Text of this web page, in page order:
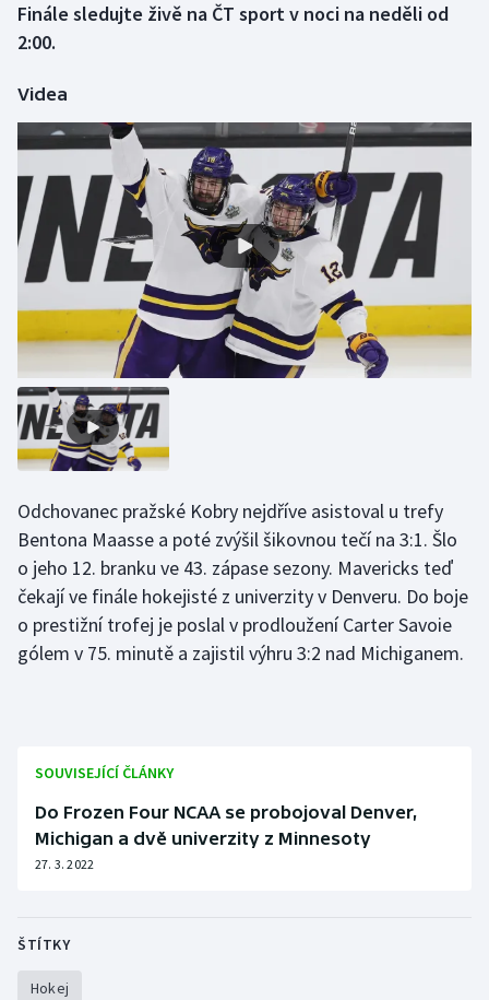
Futsal
Gymnastika
Házená
Jezdectví
Judo
Krasobruslení
Lezení
Lyže a snowboard
Motorsport
Olympijské hry
Parasport
Ragby
Rychlobruslení
Finále sledujte živě na ČT sport v noci na neděli od
2:00.
Videa
Odchovanec pražské Kobry nejdříve asistoval u trefy
Bentona Maasse a poté zvýšil šikovnou tečí na 3:1. Šlo
o jeho 12. branku ve 43. zápase sezony. Mavericks teď
čekají ve finále hokejisté z univerzity v Denveru. Do boje
o prestižní trofej je poslal v prodloužení Carter Savoie
gólem v 75. minutě a zajistil výhru 3:2 nad Michiganem.
SOUVISEJÍCÍ ČLÁNKY
Do Frozen Four NCAA se probojoval Denver,
Michigan a dvě univerzity z Minnesoty
27. 3. 2022
ŠTÍTKY
Hokej